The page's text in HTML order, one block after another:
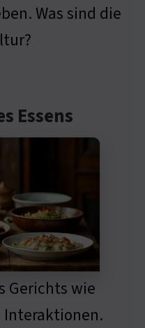
Was sind die
Essens
Gerichts wie
Interaktionen.